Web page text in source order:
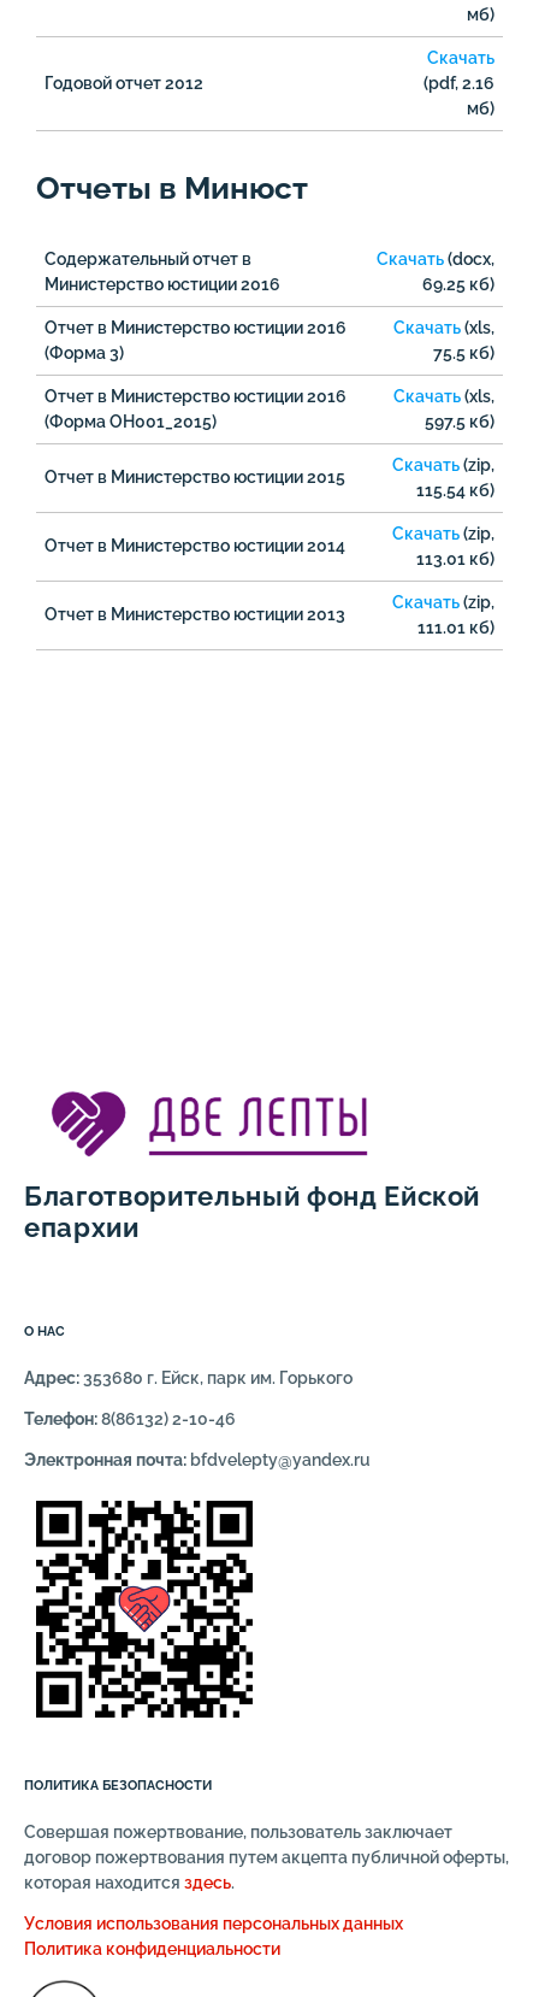
мб)
Годовой отчет 2012
Скачать
(pdf, 2.16
мб)
Отчеты в Минюст
Содержательный отчет в
Министерство юстиции 2016
Скачать(docx,
69.25 кб)
Отчет в Министерство юстиции 2016
(Форма 3)
Скачать(xls,
75.5 кб)
Отчет в Министерство юстиции 2016
(Форма ОН001_2015)
Скачать(xls,
597.5 кб)
Отчет в Министерство юстиции 2015
Скачать(zip,
115.54 кб)
Отчет в Министерство юстиции 2014
Скачать(zip,
113.01 кб)
Отчет в Министерство юстиции 2013
Скачать(zip,
111.01 кб)
Благотворительный фонд Ейской
епархии
О НАС
Адрес:353680 г. Ейск, парк им. Горького
Телефон:8(86132) 2-10-46
Электронная почта: bfdvelepty@yandex.ru
ПОЛИТИКА БЕЗОПАСНОСТИ
Совершая пожертвование, пользователь заключает
договор пожертвования путем акцепта публичной оферты,
которая находится здесь.
Условия использования персональных данных
Политика конфиденциальности